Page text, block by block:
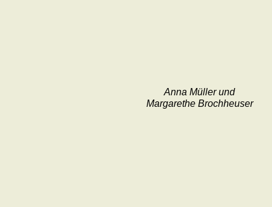
Anna Müller und
Margarethe Brochheuser